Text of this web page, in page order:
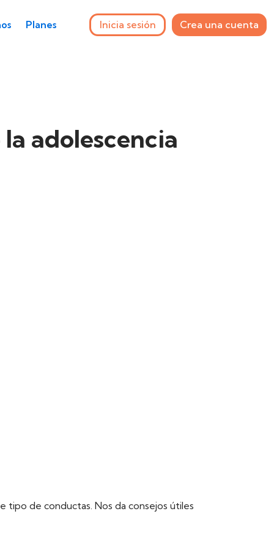
Planes Inicia sesión Crea una cuenta
adolescencia
de conductas. Nos da consejos útiles